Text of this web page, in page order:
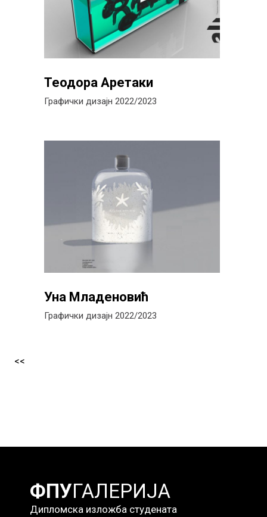
Теодора Аретаки
Графички дизајн 2022/2023
Уна Младеновић
Графички дизајн 2022/2023
<<
ФПУГАЛЕРИЈА
Дипломска изложба студената